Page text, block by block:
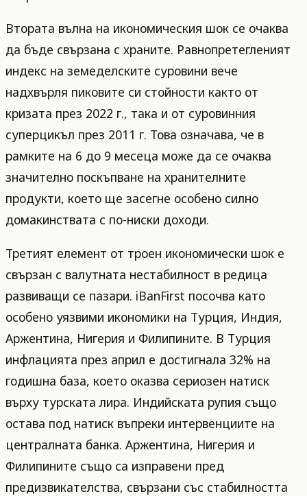
Втората вълна на икономическия шок се очаква
да бъде свързана с храните. Равнопретегленият
индекс на земеделските суровини вече
надхвърля пиковите си стойности както от
кризата през 2022 г., така и от суровинния
суперцикъл през 2011 г. Това означава, че в
рамките на 6 до 9 месеца може да се очаква
значително поскъпване на хранителните
продукти, което ще засегне особено силно
домакинствата с по-ниски доходи.
Третият елемент от троен икономически шок е
свързан с валутната нестабилност в редица
развиващи се пазари. iBanFirst посочва като
особено уязвими икономики на Турция, Индия,
Аржентина, Нигерия и Филипините. В Турция
инфлацията през април е достигнала 32% на
годишна база, което оказва сериозен натиск
върху турската лира. Индийската рупия също
остава под натиск въпреки интервенциите на
централната банка. Аржентина, Нигерия и
Филипините също са изправени пред
предизвикателства, свързани със стабилността